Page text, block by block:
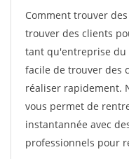
Comment trouver
trouver des clients
tant qu'entreprise du
facile de trouver des
réaliser rapidement.
vous permet de
instantannée avec
professionnels pour